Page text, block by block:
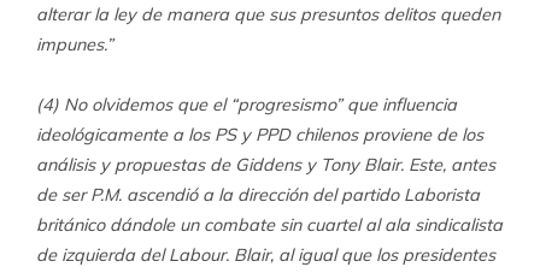
alterar la ley de manera que sus presuntos delitos queden
impunes.”
(4) No olvidemos que el “progresismo” que influencia
ideológicamente a los PS y PPD chilenos proviene de los
análisis y propuestas de Giddens y Tony Blair. Este, antes
de ser P.M. ascendió a la dirección del partido Laborista
británico dándole un combate sin cuartel al ala sindicalista
de izquierda del Labour. Blair, al igual que los presidentes